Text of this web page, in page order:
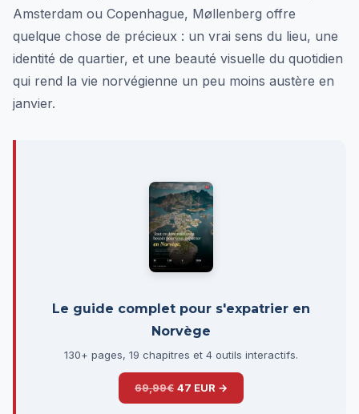
Amsterdam ou Copenhague, Møllenberg offre
quelque chose de précieux : un vrai sens du lieu, une
identité de quartier, et une beauté visuelle du quotidien
qui rend la vie norvégienne un peu moins austère en
janvier.
Le guide complet pour s'expatrier en
Norvège
130+ pages, 19 chapitres et 4 outils interactifs.
69,99€ 47 EUR →